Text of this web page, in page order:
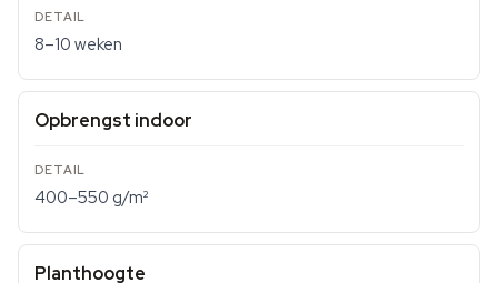
8–10 weken
Opbrengst indoor
400–550 g/m²
Planthoogte